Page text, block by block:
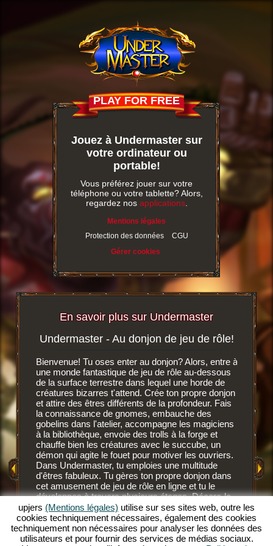
PLAY FOR FREE
Jouez à Undermaster sur
votre ordinateur ou
portable!
Vous préférez jouer sur votre
téléphone ou votre tablette? Alors,
regardez nos applications.
Mentions légales
Protection des données
CGU
Gérer cookies
En savoir plus sur Undermaster
tu
Undermaster - Au donjon de jeu de rôle!
Bienvenue! Tu oses enter au donjon? Alors, entre à
une monde fantastique de jeu de rôle au-dessous
de la surface terrestre dans lequel une horde de
créatures bizarres t'attend. Crée ton propre donjon
et attire des êtres différents de la profondeur. Fais
la connaissance de gnomes, embauche des
gobelins dans l'atelier, accompagne les magiciens
à la bibliothèque, envoie des trolls à la forge et
chauffe bien les créatures avec le succube, un
démon qui agite le fouet pour motiver les ouvriers.
Dans Undermaster, tu emploies une multitude
d'êtres fabuleux. Tu gères ton propre donjon dans
cet amusement de jeu de rôle en ligne et tu le
développes à travers plusieurs étages. Décore-le
avec des superbes objets, aménage les salles et
illumine le décor avec des torches de toutes les
couleurs. Découvre les profondeurs de ce jeu de
rôle en ligne extraordinaire et deviens un
Soif
C'est
des
Après
fond,
Ces
mais
savent
savent
plus
devrais
upjers (Mentions légales) utilise sur ses sites web, outre les
cookies techniquement nécessaires, également des cookies
techniquement non nécessaires pour analyser les données des
utilisateurs et pour fournir des services de médias sociaux.